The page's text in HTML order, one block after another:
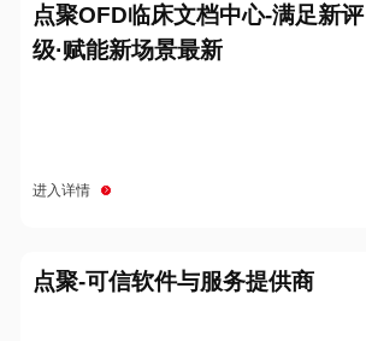
点聚OFD临床文档中心-满足新评
级·赋能新场景最新
进入详情
点聚-可信软件与服务提供商